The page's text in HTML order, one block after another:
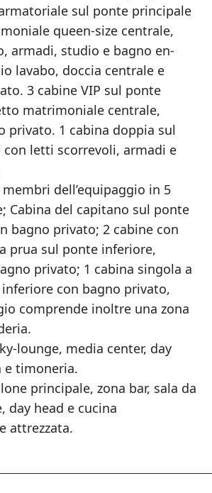
sul ponte principale
queen-size centrale,
armadi, studio e bagno en-
lavabo, doccia centrale e
3 cabine VIP sul ponte
matrimoniale centrale,
privato. 1 cabina doppia sul
letti scorrevoli, armadi e
membri dell’equipaggio in 5
Cabina del capitano sul ponte
bagno privato; 2 cabine con
prua sul ponte inferiore,
privato; 1 cabina singola a
con bagno privato,
comprende inoltre una zona
lounge, media center, day
e timoneria.
principale, zona bar, sala da
day head e cucina
attrezzata.